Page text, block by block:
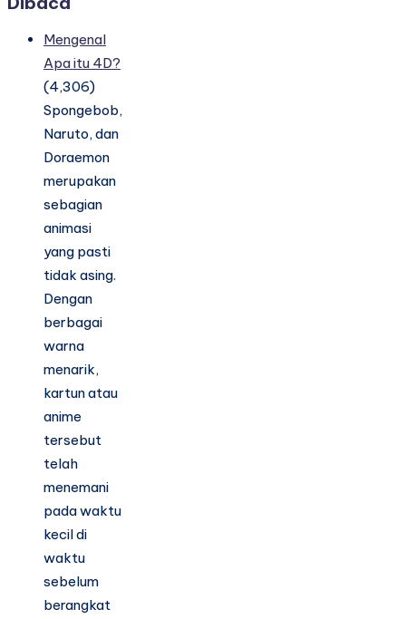
Mengenal
Apa itu 4D?
(4,306)
Spongebob,
Naruto, dan
Doraemon
merupakan
sebagian
animasi
yang pasti
tidak asing.
Dengan
berbagai
warna
menarik,
kartun atau
anime
tersebut
telah
menemani
pada waktu
kecil di
waktu
sebelum
berangkat